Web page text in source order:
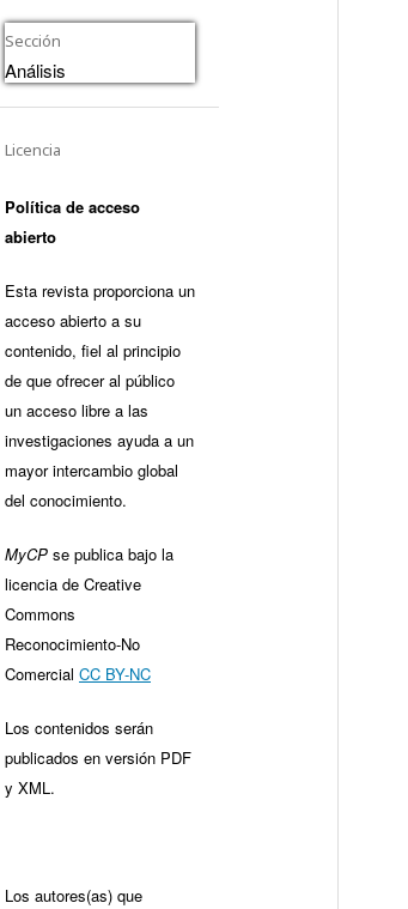
Sección
Análisis
Licencia
Política de acceso
abierto
Esta revista proporciona un
acceso abierto a su
contenido, fiel al principio
de que ofrecer al público
un acceso libre a las
investigaciones ayuda a un
mayor intercambio global
del conocimiento.
MyCP se publica bajo la
licencia de Creative
Commons
Reconocimiento-No
Comercial CC BY-NC
Los contenidos serán
publicados en versión PDF
y XML.
Los autores(as) que